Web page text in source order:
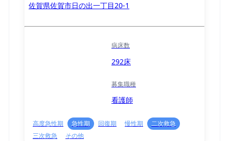
佐賀県佐賀市日の出一丁目20-1
病床数
292床
募集職種
看護師
高度急性期 急性期 回復期 慢性期
二次救急
三次救急
その他